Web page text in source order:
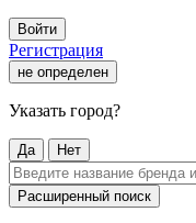
Войти
Регистрация
не определен
Указать город?
Да Нет
Расширенный поиск